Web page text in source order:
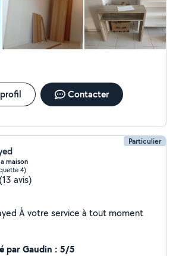
Contacter
Particulier
maison
4)
(13 avis)
moment
par Gaudin : 5/5